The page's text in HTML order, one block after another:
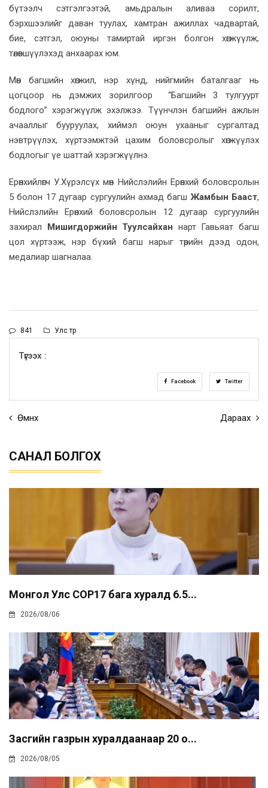
бүтээлч сэтгэлгээтэй, амьдралын аливаа сорилт,
бэрхшээлийг даван туулах, хамтран ажиллах чадвартай,
бие, сэтгэл, оюуны тамиртай иргэн болгон хөгжүүлж,
төлөвшүүлэхэд анхаарах юм.
Мөн багшийн хөгжил, нэр хүнд, нийгмийн баталгааг нь
цогцоор нь дэмжих зорилгоор “Багшийн 3 тулгуурт
бодлого” хэрэгжүүлж эхэлжээ. Түүнчлэн багшийн ажлын
ачааллыг бууруулах, хиймэл оюун ухааныг сургалтад
нэвтрүүлэх, хүртээмжтэй цахим боловсролыг хөгжүүлэх
бодлогыг үе шаттай хэрэгжүүлнэ.
Ерөнхийлөгч У.Хүрэлсүх мөн Нийслэлийн Ерөнхий боловсролын
5 болон 17 дугаар сургуулийн ахмад багш Жамбын Бааст,
Нийслэлийн Ерөнхий боловсролын 12 дугаар сургуулийн
захирал Мишигдоржийн Туулсайхан нарт Гавьяат багш
цол хүртээж, нэр бүхий багш нарыг төрийн дээд одон,
медалиар шагналаа.
841 Улс төр
Түгээх :
Facebook Twitter
Өмнөх Дараах
САНАЛ БОЛГОХ
Монгол Улс COP17 бага хуралд 6.5...
2026/08/06
Засгийн газрын хуралдаанаар 20 о...
2026/08/05